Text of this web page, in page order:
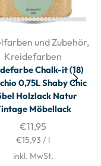
und Zubehör,
Kreidefarben
Chalk-it (18)
0,75L Shaby Chic
Holzlack Natur
Möbellack
€11,95
€15,93 / l
inkl. MwSt.